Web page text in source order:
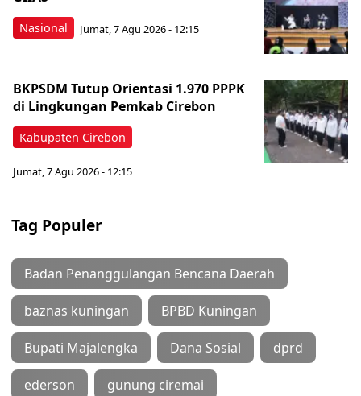
Nasional Jumat, 7 Agu 2026 - 12:15
Kabupaten Cirebon
BKPSDM Tutup Orientasi 1.970 PPPK
di Lingkungan Pemkab Cirebon
Jumat, 7 Agu 2026 - 12:15
Tag Populer
Badan Penanggulangan Bencana Daerah
baznas kuningan BPBD Kuningan
Bupati Majalengka Dana Sosial dprd
ederson gunung ciremai